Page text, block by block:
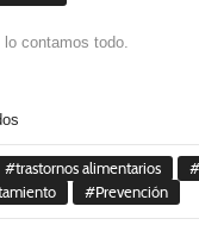
contamos todo.
trastornos alimentarios
Prevención